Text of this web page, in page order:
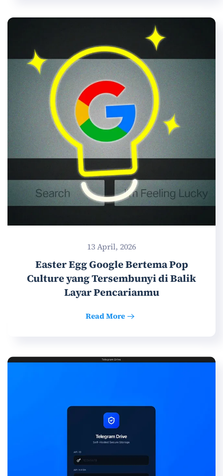
13 April, 2026
Easter Egg Google Bertema Pop
Culture yang Tersembunyi di Balik
Layar Pencarianmu
Read More